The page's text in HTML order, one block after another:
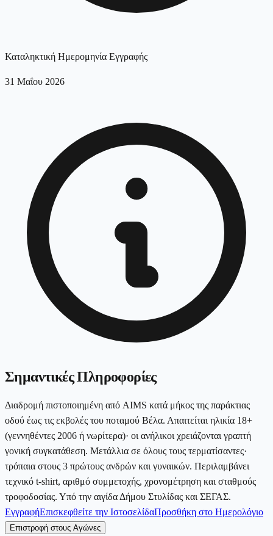
Καταληκτική Ημερομηνία Εγγραφής
31 Μαΐου 2026
Σημαντικές Πληροφορίες
Διαδρομή πιστοποιημένη από AIMS κατά μήκος της παράκτιας
οδού έως τις εκβολές του ποταμού Βέλα. Απαιτείται ηλικία 18+
(γεννηθέντες 2006 ή νωρίτερα)· οι ανήλικοι χρειάζονται γραπτή
γονική συγκατάθεση. Μετάλλια σε όλους τους τερματίσαντες·
τρόπαια στους 3 πρώτους ανδρών και γυναικών. Περιλαμβάνει
τεχνικό t-shirt, αριθμό συμμετοχής, χρονομέτρηση και σταθμούς
τροφοδοσίας. Υπό την αιγίδα Δήμου Στυλίδας και ΣΕΓΑΣ.
ΕγγραφήΕπισκεφθείτε την ΙστοσελίδαΠροσθήκη στο Ημερολόγιο
Επιστροφή στους Αγώνες